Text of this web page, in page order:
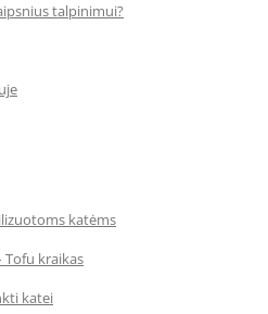
talpinimui?
katėms
Tofu kraikas
katei